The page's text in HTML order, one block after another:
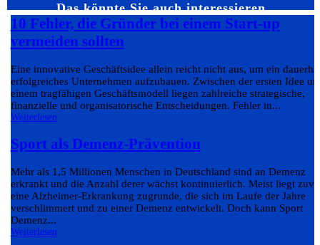
Das könnte Sie auch interessieren…
10 Fehler, die Gründer bei einem Start-up
vermeiden sollten
Eine innovative Geschäftsidee allein reicht nicht aus, um ein
erfolgreiches Unternehmen aufzubauen. Zwischen der ersten Idee
einem tragfähigen Geschäftsmodell liegen zahlreiche strategische,
finanzielle und organisatorische Entscheidungen. Fehler in...
Weiterlesen
Sport als Demenz-Prävention
Mehr als 1,5 Millionen Menschen in Deutschland sind an Demenz
erkrankt und die Anzahl derer wächst kontinuierlich. Meist liegt
eine Alzheimer-Erkrankung zugrunde, die sich im Laufe der Jahre
verschlimmert und zu einer Demenz entwickelt. Doch kann Sport
Demenz...
Weiterlesen